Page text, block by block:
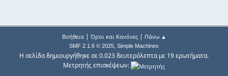
Βοήθεια| Όροι και Κανόνες| Πάνω ▲
SMF 2.1.6 © 2025, Simple Machines
Η σελίδα δημιουργήθηκε σε 0.023 δευτερόλεπτα με 19 ερωτήματα.
Μετρητής επισκέψεων: